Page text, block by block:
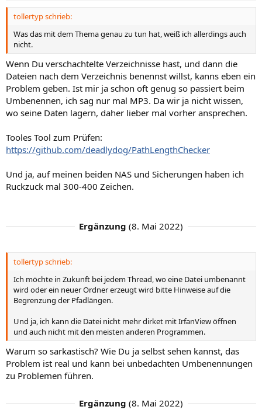
tollertyp schrieb:
Was das mit dem Thema genau zu tun hat, weiß ich allerdings auch
nicht.
Wenn Du verschachtelte Verzeichnisse hast, und dann die
Dateien nach dem Verzeichnis benennst willst, kanns eben ein
Problem geben. Ist mir ja schon oft genug so passiert beim
Umbenennen, ich sag nur mal MP3. Da wir ja nicht wissen,
wo seine Daten lagern, daher lieber mal vorher ansprechen.
Tooles Tool zum Prüfen:
https://github.com/deadlydog/PathLengthChecker
Und ja, auf meinen beiden NAS und Sicherungen haben ich
Ruckzuck mal 300-400 Zeichen.
Ergänzung (8. Mai 2022)
tollertyp schrieb:
Ich möchte in Zukunft bei jedem Thread, wo eine Datei umbenannt
wird oder ein neuer Ordner erzeugt wird bitte Hinweise auf die
Begrenzung der Pfadlängen.
Und ja, ich kann die Datei nicht mehr dirket mit IrfanView öffnen
und auch nicht mit den meisten anderen Programmen.
Warum so sarkastisch? Wie Du ja selbst sehen kannst, das
Problem ist real und kann bei unbedachten Umbenennungen
zu Problemen führen.
Ergänzung (8. Mai 2022)